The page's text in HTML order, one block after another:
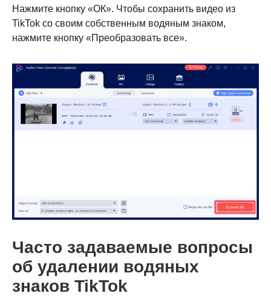
Нажмите кнопку «ОК». Чтобы сохранить видео из
TikTok со своим собственным водяным знаком,
нажмите кнопку «Преобразовать все».
Часто задаваемые вопросы
об удалении водяных
знаков TikTok